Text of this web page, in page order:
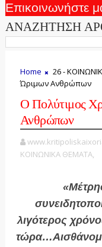
Επικοινωνήστε
ΑΝΑΖΗΤΗΣΗ
Home 26 -
Ώριμων Ανθρώπων
Ο Πολύτιμος
Ανθρώπων
ΚΟΙΝΩΝΙΚΑ ΘΕΜΑΤΑ,
λιγότερος